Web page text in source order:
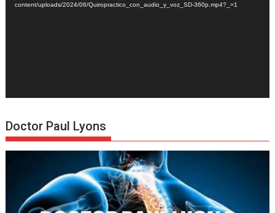
content/uploads/2024/06/Quiropractico_con_audio_y_voz_SD-360p.mp4?_=1
Doctor Paul Lyons